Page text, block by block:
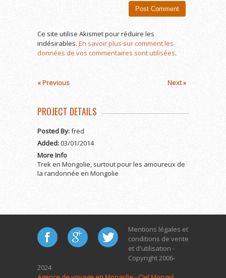
Ce site utilise Akismet pour réduire les
indésirables. En savoir plus sur comment les
données de vos commentaires sont utilisées.
« Previous Next »
PROJECT DETAILS
Posted By:fred
Added:03/01/2014
More Info
Trek en Mongolie, surtout pour les amoureux de
la randonnée en Mongolie
Mentions légales et
conditions de vente
et d'utilisation -
Copyright 2006-
2024